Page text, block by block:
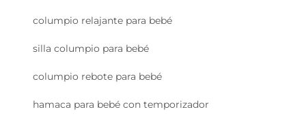
columpio relajante para bebé
silla columpio para bebé
columpio rebote para bebé
hamaca para bebé con temporizador